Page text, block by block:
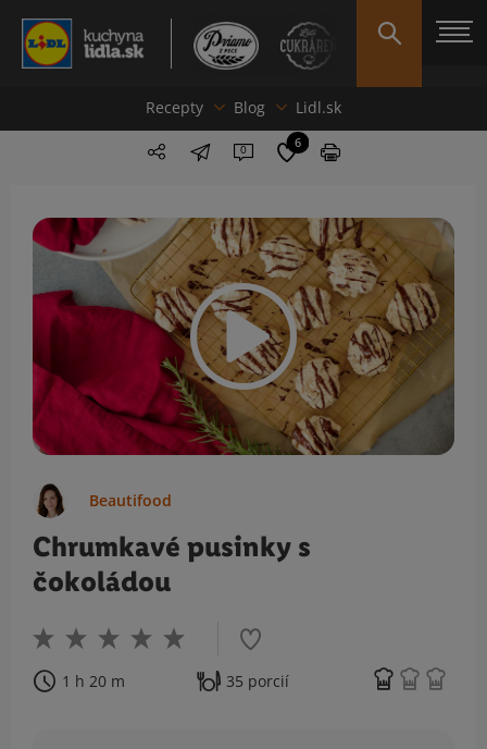
Recepty Blog Lidl.sk
0 6
Beautifood
Chrumkavé pusinky s
čokoládou
1 h 20 m 35 porcií